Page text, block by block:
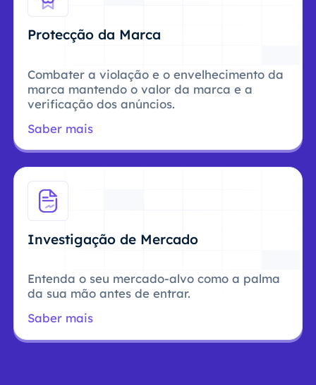
Protecção da Marca
Combater a violação e o envelhecimento da
marca mantendo o valor da marca e a
verificação dos anúncios.
Saber mais
Investigação de Mercado
Entenda o seu mercado-alvo como a palma
da sua mão antes de entrar.
Saber mais